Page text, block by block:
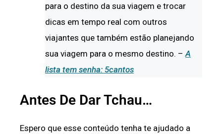
para o destino da sua viagem e trocar
dicas em tempo real com outros
viajantes que também estão planejando
sua viagem para o mesmo destino. – A
lista tem senha: 5cantos
Antes De Dar Tchau…
Espero que esse conteúdo tenha te ajudado a